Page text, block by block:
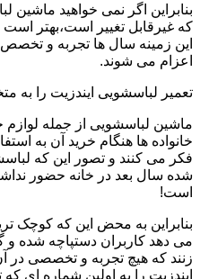
بنابراین اگر نمی خواهید
که غیرقابل تغییر است،بهتر است
این زمینه سال ها تجربه و تخصص
اعزام می شوند.
تعمیر لباسشویی ایندزیت را به
ماشین لباسشویی از جمله
خانواده ها هنگام خرید آن به
فکر می کنند و تصور این که
شده سال بعد در خانه حضور
است!
بنابراین به محض این که کوچک
می دهد کاربران دستپاچه شده
زنند که هیچ تجربه و تخصصی در
ایندزیت را به اولین شماره ای